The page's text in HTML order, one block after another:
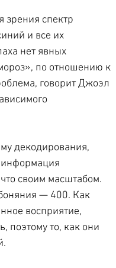
зрения спектр
и все их
нет явных
по отношению к
говорит Джоэл
декодирования,
информация
своим масштабом.
— 400. Как
восприятие,
поэтому то, как они